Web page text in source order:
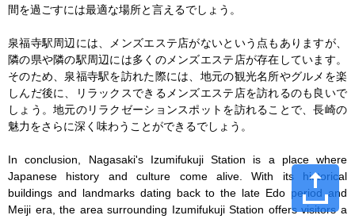
間を過ごすには最適な場所と言えるでしょう。
泉福寺駅周辺には、メンズエステ店がないという点もありますが、
隣の県や隣の駅周辺には多くのメンズエステ店が存在しています。
そのため、泉福寺駅を訪れた際には、地元の観光名所やグルメを楽
しんだ後に、リラックスできるメンズエステ店を訪れるのも良いで
しょう。地元のリラクゼーションスポットを訪れることで、長崎の
魅力をさらに深く味わうことができるでしょう。
In conclusion, Nagasaki's Izumifukuji Station is a place where
Japanese history and culture come alive. With its historical
buildings and landmarks dating back to the late Edo period and
Meiji era, the area surrounding Izumifukuji Station offers visitors a